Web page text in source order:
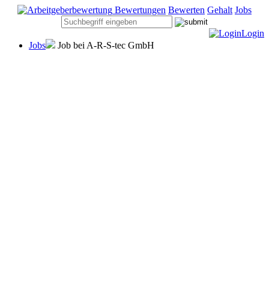
Bewertungen Bewerten Gehalt Jobs
Login
Jobs
Job bei A-R-S-tec GmbH